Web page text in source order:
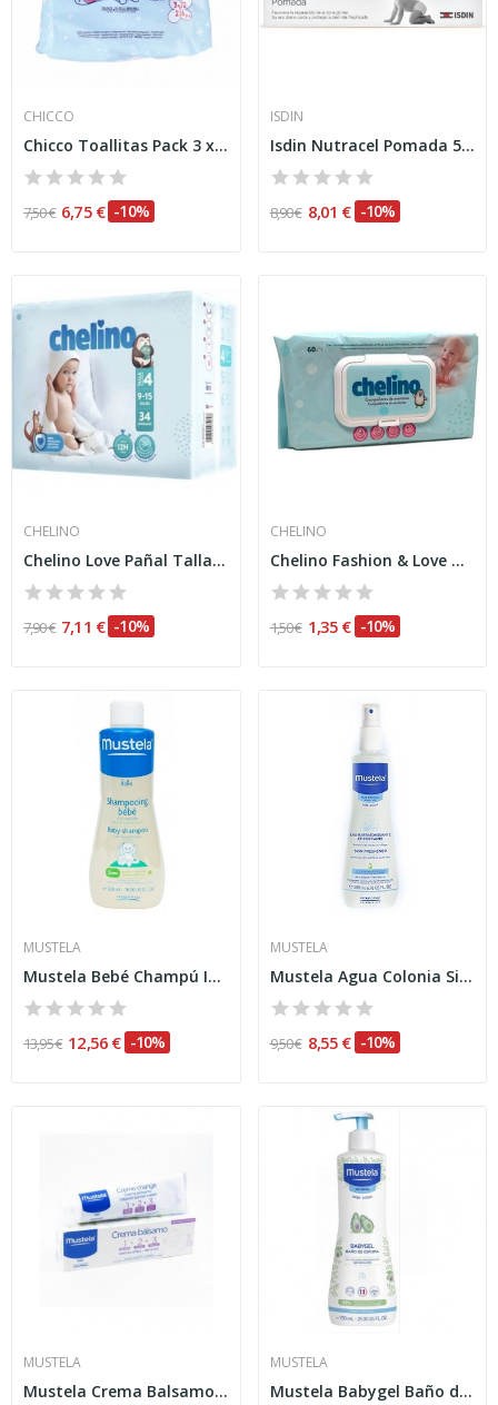
CHICCO
Chicco Toallitas Pack 3 x 72uds
7,50 € 6,75 € -10%
ISDIN
Isdin Nutracel Pomada 50ml
8,90 € 8,01 € -10%
CHELINO
Chelino Love Pañal Talla 4 9-15 Kg 34uds
7,90 € 7,11 € -10%
CHELINO
Chelino Fashion & Love Toallitas Infantiles 60uds
1,50 € 1,35 € -10%
MUSTELA
Mustela Bebé Champú Infantil 500ml
13,95 € 12,56 € -10%
MUSTELA
Mustela Agua Colonia Sin Alcohol 200 ml
9,50 € 8,55 € -10%
MUSTELA
Mustela Crema Balsamo 1,2,3 100 ml
MUSTELA
Mustela Babygel Baño de Espuma 750 Ml